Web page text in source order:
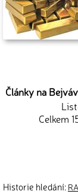
Články na
Celkem
Historie hledání: